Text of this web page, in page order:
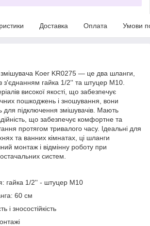
Доставка Оплата Умови
змішувача Koer KR0275 — це два шланги,
з'єднанням гайка 1/2'' та штуцер M10.
високої якості, що забезпечує
пошкоджень і зношування, вони
для підключення змішувачів. Мають
що забезпечує комфортне та
протягом тривалого часу. Ідеальні для
та ванних кімнатах, ці шланги
монтаж і відмінну роботу при
систем.
гайка 1/2'' - штуцер M10
60 см
і зносостійкість